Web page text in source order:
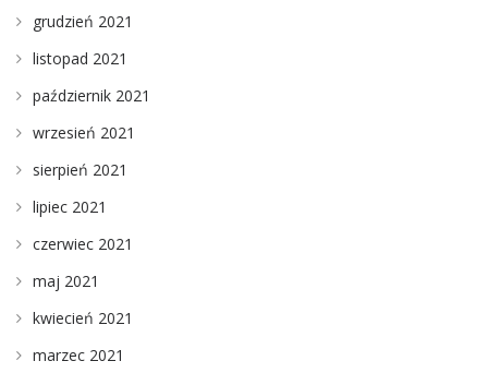
grudzień 2021
listopad 2021
październik 2021
wrzesień 2021
sierpień 2021
lipiec 2021
czerwiec 2021
maj 2021
kwiecień 2021
marzec 2021